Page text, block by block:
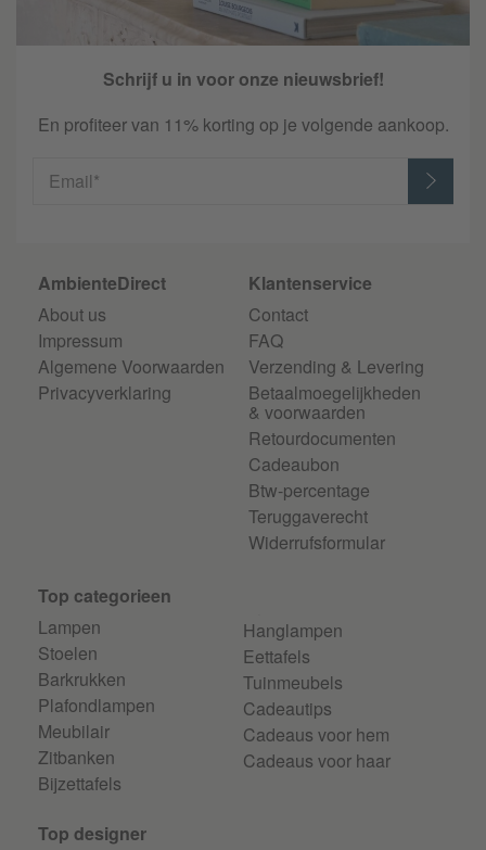
Schrijf u in voor onze nieuwsbrief!
En profiteer van 11% korting op je volgende aankoop.
Email*
AmbienteDirect
About us
Impressum
Algemene Voorwaarden
Privacyverklaring
Klantenservice
Contact
FAQ
Verzending & Levering
Betaalmoegelijkheden
& voorwaarden
Retourdocumenten
Cadeaubon
Btw-percentage
Teruggaverecht
Widerrufsformular
Top categorieen
Lampen
Stoelen
Barkrukken
Plafondlampen
Meubilair
Zitbanken
Bijzettafels
Hanglampen
Eettafels
Tuinmeubels
Cadeautips
Cadeaus voor hem
Cadeaus voor haar
Top designer